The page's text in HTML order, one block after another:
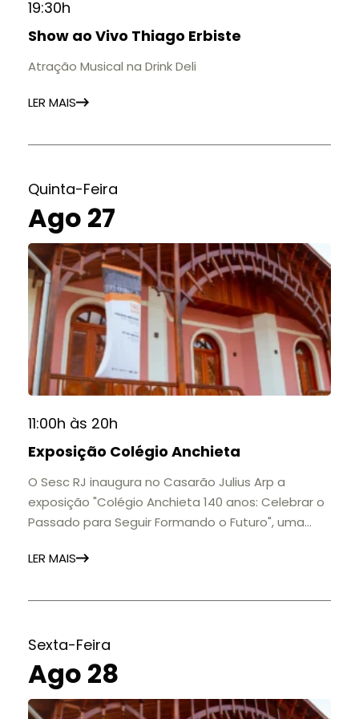
19:30h
Show ao Vivo Thiago Erbiste
Atração Musical na Drink Deli
LER MAIS
Quinta-Feira
Ago 27
11:00h às 20h
Exposição Colégio Anchieta
O Sesc RJ inaugura no Casarão Julius Arp a
exposição "Colégio Anchieta 140 anos: Celebrar o
Passado para Seguir Formando o Futuro", uma
importantes instituições de ensino de Nova
A mostra convida o público a conhecer o legado
histórias e marcos que evidenciam sua
contribuição para a educação, a cultura e a
formação de gerações.
LER MAIS
Sexta-Feira
Ago 28